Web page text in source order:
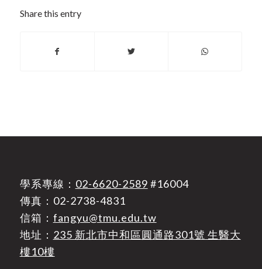
Share this entry
學系專線： 02-6620-2589 #16004
傳真：02-2738-4831
信箱： fangyu@tmu.edu.tw
地址： 235 新北市中和區圓通路301號 生醫大
樓10樓